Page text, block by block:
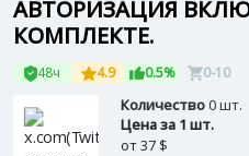
АВТОРИЗАЦИЯ
КОМПЛЕКТЕ.
48ч 4.9 0.5% 0-10
Количество0 шт.
Цена за 1 шт.
от37 $